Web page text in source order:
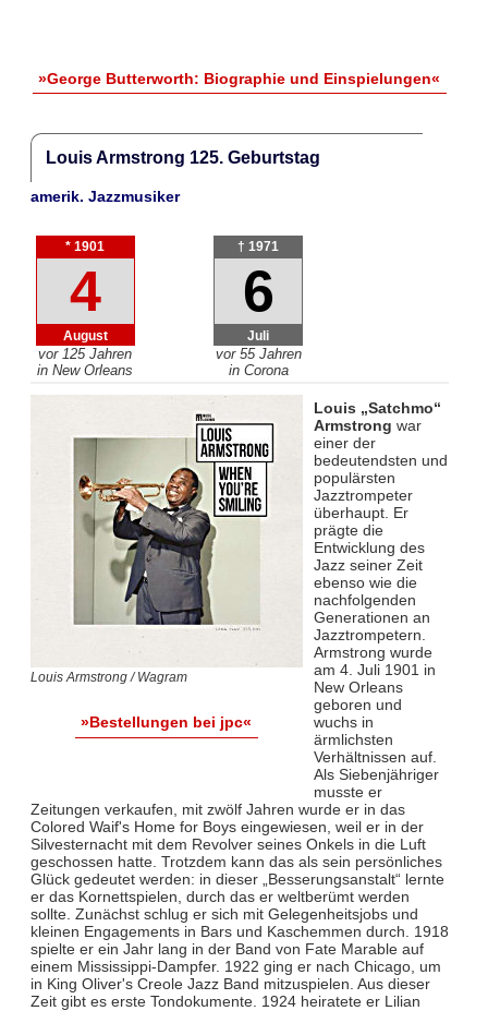
»George Butterworth: Biographie und Einspielungen«
Louis Armstrong 125. Geburtstag
amerik. Jazzmusiker
* 1901
4
August
vor 125 Jahren
in New Orleans
† 1971
6
Juli
vor 55 Jahren
in Corona
Louis Armstrong / Wagram
»Bestellungen bei jpc«
Louis „Satchmo“
Armstrong war
einer der
bedeutendsten und
populärsten
Jazztrompeter
überhaupt. Er
prägte die
Entwicklung des
Jazz seiner Zeit
ebenso wie die
nachfolgenden
Generationen an
Jazztrompetern.
Armstrong wurde
am 4. Juli 1901 in
New Orleans
geboren und
wuchs in
ärmlichsten
Verhältnissen auf.
Als Siebenjähriger
musste er
Zeitungen verkaufen, mit zwölf Jahren wurde er in das
Colored Waif's Home for Boys eingewiesen, weil er in der
Silvesternacht mit dem Revolver seines Onkels in die Luft
geschossen hatte. Trotzdem kann das als sein persönliches
Glück gedeutet werden: in dieser „Besserungsanstalt“ lernte
er das Kornettspielen, durch das er weltberümt werden
sollte. Zunächst schlug er sich mit Gelegenheitsjobs und
kleinen Engagements in Bars und Kaschemmen durch. 1918
spielte er ein Jahr lang in der Band von Fate Marable auf
einem Mississippi-Dampfer. 1922 ging er nach Chicago, um
in King Oliver's Creole Jazz Band mitzuspielen. Aus dieser
Zeit gibt es erste Tondokumente. 1924 heiratete er Lilian